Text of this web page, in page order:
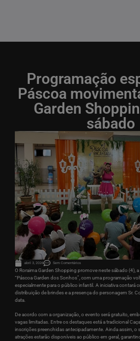
Programação
Páscoa
Garden
sábado
abril 3, 2026 Sem Comentários
O Roraima Garden Shopping promove neste sábado (4),
“Páscoa Garden dos Sonhos”, com uma programação
especialmente para o público infantil. A iniciativa contará
distribuição de brindes e a presença do personagem Sr.
data.
De acordo com a organização, o evento será gratuito,
vagas limitadas. Entre os destaques está a tradicional
inscrições preenchidas antecipadamente. Ainda assim, o
atrações estarão disponíveis ao público em geral,